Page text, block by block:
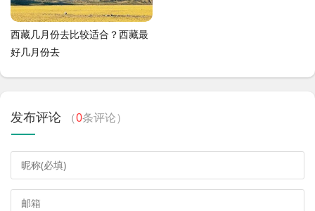
西藏几月份去比较适合？西藏最
好几月份去
发布评论 （0条评论）